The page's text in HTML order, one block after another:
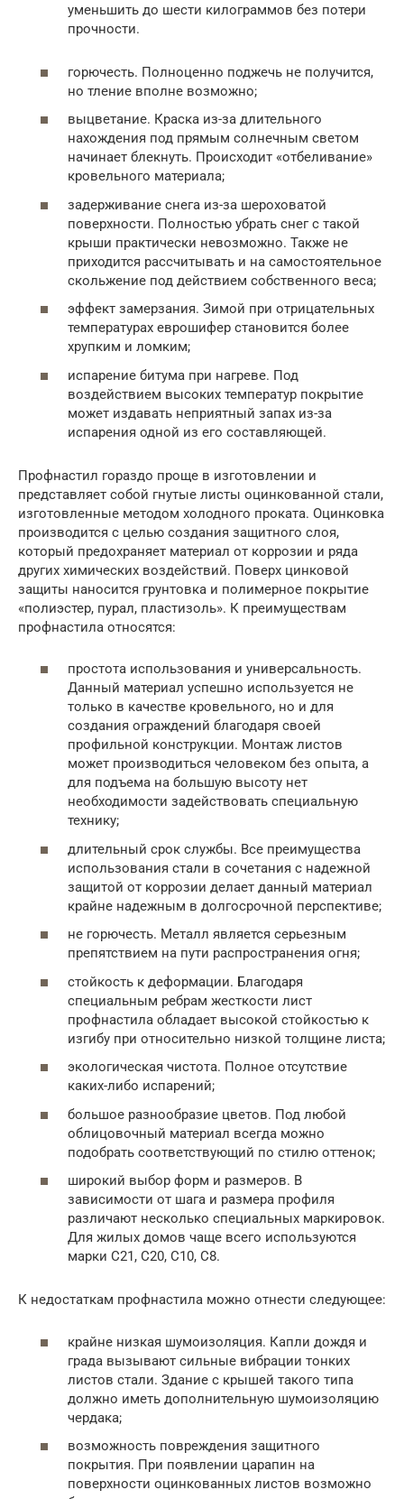
уменьшить до шести килограммов без потери
прочности.
горючесть. Полноценно поджечь не получится,
но тление вполне возможно;
выцветание. Краска из-за длительного
нахождения под прямым солнечным светом
начинает блекнуть. Происходит «отбеливание»
кровельного материала;
задерживание снега из-за шероховатой
поверхности. Полностью убрать снег с такой
крыши практически невозможно. Также не
приходится рассчитывать и на самостоятельное
скольжение под действием собственного веса;
эффект замерзания. Зимой при отрицательных
температурах еврошифер становится более
хрупким и ломким;
испарение битума при нагреве. Под
воздействием высоких температур покрытие
может издавать неприятный запах из-за
испарения одной из его составляющей.
Профнастил гораздо проще в изготовлении и
представляет собой гнутые листы оцинкованной стали,
изготовленные методом холодного проката. Оцинковка
производится с целью создания защитного слоя,
который предохраняет материал от коррозии и ряда
других химических воздействий. Поверх цинковой
защиты наносится грунтовка и полимерное покрытие
«полиэстер, пурал, пластизоль». К преимуществам
профнастила относятся:
простота использования и универсальность.
Данный материал успешно используется не
только в качестве кровельного, но и для
создания ограждений благодаря своей
профильной конструкции. Монтаж листов
может производиться человеком без опыта, а
для подъема на большую высоту нет
необходимости задействовать специальную
технику;
длительный срок службы. Все преимущества
использования стали в сочетания с надежной
защитой от коррозии делает данный материал
крайне надежным в долгосрочной перспективе;
не горючесть. Металл является серьезным
препятствием на пути распространения огня;
стойкость к деформации. Благодаря
специальным ребрам жесткости лист
профнастила обладает высокой стойкостью к
изгибу при относительно низкой толщине листа;
экологическая чистота. Полное отсутствие
каких-либо испарений;
большое разнообразие цветов. Под любой
облицовочный материал всегда можно
подобрать соответствующий по стилю оттенок;
широкий выбор форм и размеров. В
зависимости от шага и размера профиля
различают несколько специальных маркировок.
Для жилых домов чаще всего используются
марки С21, С20, С10, С8.
К недостаткам профнастила можно отнести следующее:
крайне низкая шумоизоляция. Капли дождя и
града вызывают сильные вибрации тонких
листов стали. Здание с крышей такого типа
должно иметь дополнительную шумоизоляцию
чердака;
возможность повреждения защитного
покрытия. При появлении царапин на
поверхности оцинкованных листов возможно